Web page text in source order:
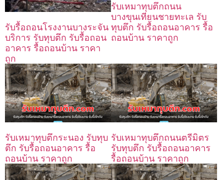
รับรื้อถอนโรงงานบางระจัน
บริการ รับทุบตึก รับรื้อถอน
อาคาร รื้อถอนบ้าน ราคา
ถูก
รับเหมาทุบตึกถนน
บางขุนเทียนชายทะเล รับ
ทุบตึก รับรื้อถอนอาคาร รื้อ
ถอนบ้าน ราคาถูก
รับเหมาทุบตึกระนอง รับทุบ
ตึก รับรื้อถอนอาคาร รื้อ
ถอนบ้าน ราคาถูก
รับเหมาทุบตึกถนนตรีมิตร
รับทุบตึก รับรื้อถอนอาคาร
รื้อถอนบ้าน ราคาถูก